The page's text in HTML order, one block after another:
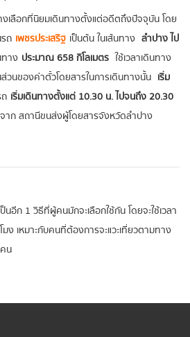
งเลือกที่นิยมเดินทางตั้งแต่อดีตถึงปัจจุบัน โดย
ถ เพชรประเสริฐ เป็นต้น ในเส้นทาง ลำปาง ไป
ทาง ประมาณ 658 กิโลเมตร ใช้เวลาเดินทาง
ส่วนของค่าตั๋วโดยสารในการเดินทางนั้น เริ่ม
เริ่มเดินทางตั้งแต่ 10.30 น. ไปจนถึง 20.30
าก สถานีขนส่งผู้โดยสารจังหวัดลำปาง
อีก 1 วิธีที่ผู้คนมักจะเลือกใช้กัน โดยจะใช้เวลา
ง เหมาะกับคนที่ต้องการจะแวะเที่ยวตามทาง
น